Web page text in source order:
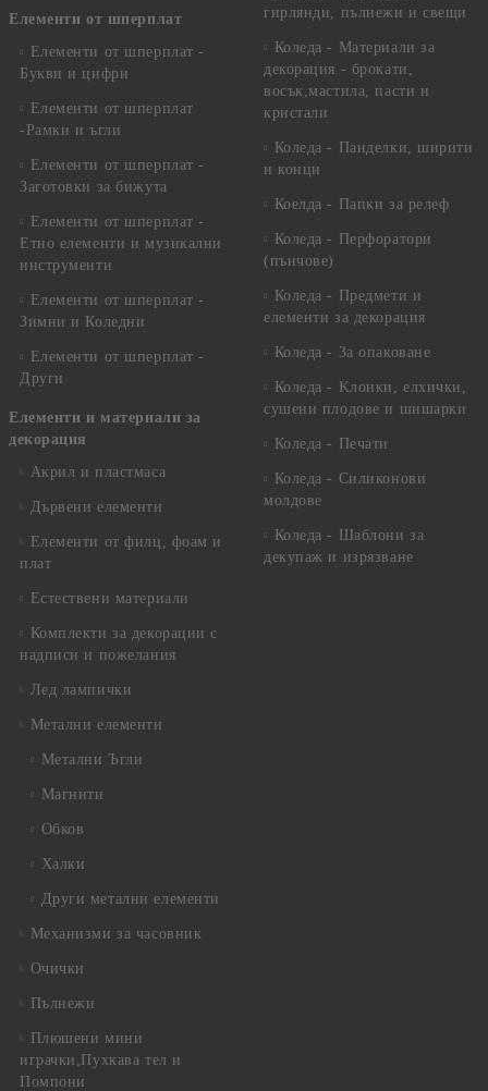
Елементи от шперплат
Елементи от шперплат -
Букви и цифри
Елементи от шперплат
-Рамки и ъгли
Елементи от шперплат -
Заготовки за бижута
Елементи от шперплат -
Етно елементи и музикални
инструменти
Елементи от шперплат -
Зимни и Коледни
Елементи от шперплат -
Други
Елементи и материали за
декорация
Акрил и пластмаса
Дървени елементи
Елементи от филц, фоам и
плат
Естествени материали
Комплекти за декорации с
надписи и пожелания
Лед лампички
Метални елементи
Метални Ъгли
Магнити
Обков
Халки
Други метални елементи
Механизми за часовник
Очички
Пълнежи
Плюшени мини
играчки,Пухкава тел и
Помпони
гирлянди, пълнежи и свещи
Коледа - Материали за
декорация - брокати,
восък,мастила, пасти и
кристали
Коледа - Панделки, ширити
и конци
Коелда - Папки за релеф
Коледа - Перфоратори
(пънчове)
Коледа - Предмети и
елементи за декорация
Коледа - За опаковане
Коледа - Kлонки, елхички,
сушени плодове и шишарки
Коледа - Печати
Коледа - Силиконови
молдове
Коледа - Шаблони за
декупаж и изрязване